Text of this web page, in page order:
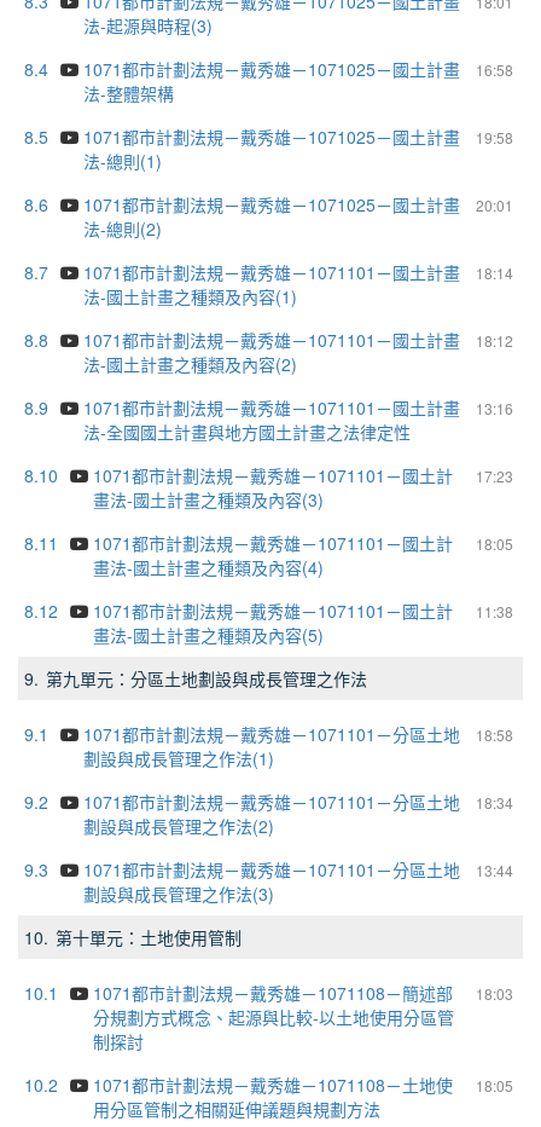
法-起源與時程(3)
8.4
16:58
1071都市計劃法規－戴秀雄－1071025－國土計畫
法-整體架構
8.5
19:58
1071都市計劃法規－戴秀雄－1071025－國土計畫
法-總則(1)
8.6
20:01
1071都市計劃法規－戴秀雄－1071025－國土計畫
法-總則(2)
8.7
18:14
1071都市計劃法規－戴秀雄－1071101－國土計畫
法-國土計畫之種類及內容(1)
8.8
18:12
1071都市計劃法規－戴秀雄－1071101－國土計畫
法-國土計畫之種類及內容(2)
8.9
13:16
1071都市計劃法規－戴秀雄－1071101－國土計畫
法-全國國土計畫與地方國土計畫之法律定性
8.10
17:23
1071都市計劃法規－戴秀雄－1071101－國土計
畫法-國土計畫之種類及內容(3)
8.11
18:05
1071都市計劃法規－戴秀雄－1071101－國土計
畫法-國土計畫之種類及內容(4)
8.12
11:38
1071都市計劃法規－戴秀雄－1071101－國土計
畫法-國土計畫之種類及內容(5)
9. 第九單元：分區土地劃設與成長管理之作法
9.1 18:58
1071都市計劃法規－戴秀雄－1071101－分區土地
劃設與成長管理之作法(1)
9.2
18:34
1071都市計劃法規－戴秀雄－1071101－分區土地
劃設與成長管理之作法(2)
9.3
13:44
1071都市計劃法規－戴秀雄－1071101－分區土地
劃設與成長管理之作法(3)
10. 第十單元：土地使用管制
10.1 18:03
1071都市計劃法規－戴秀雄－1071108－簡述部
分規劃方式概念、起源與比較-以土地使用分區管
制探討
10.2
18:05
1071都市計劃法規－戴秀雄－1071108－土地使
用分區管制之相關延伸議題與規劃方法